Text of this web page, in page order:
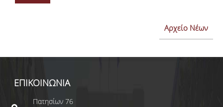
Αρχείο Νέων
ΕΠΙΚΟΙΝΩΝΙΑ
Πατησίων 76